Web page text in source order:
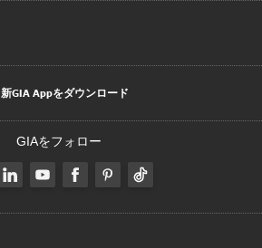
新GIA Appをダウンロード
GIAをフォロー